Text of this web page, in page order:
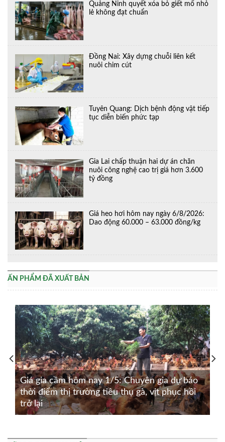
Quảng Ninh quyết xóa bỏ giết mổ nhỏ
lẻ không đạt chuẩn
Đồng Nai: Xây dựng chuỗi liên kết
nuôi chim cút
Tuyên Quang: Dịch bệnh động vật tiếp
tục diễn biến phức tạp
Gia Lai chấp thuận hai dự án chăn
nuôi công nghệ cao trị giá hơn 3.600
tỷ đồng
Giá heo hơi hôm nay ngày 6/8/2026:
Dao động 60.000 – 63.000 đồng/kg
ẤN PHẨM ĐÃ XUẤT BẢN
Giá gia cầm hôm nay 1/5: Chuyên gia dự báo
thời điểm thị trường tiêu thụ gà, vịt phục hồi
trở lại